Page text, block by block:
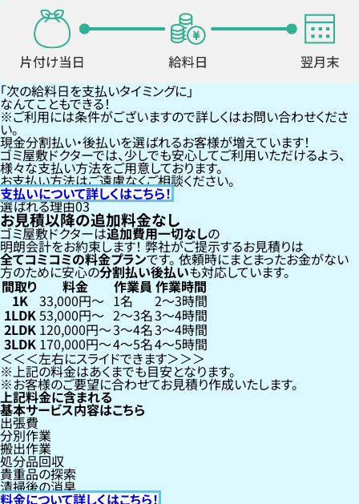
「次の給料日を支払いタイミングに」
なんてこともできる！
ご利用には条件がございますので詳しくはお問い合わせくださ
い。
現金分割払い・後払いを選ばれるお客様が増えています！
ゴミ屋敷ドクターでは、少しでも安心してご利用いただけるよう、
様々な支払い方法をご用意しております。
お支払い方法はご遠慮なくご相談ください。
支払いについて詳しくはこちら！
選ばれる理由03
お見積以降の追加料金なし
ゴミ屋敷ドクターは追加費用一切なしの
明朗会計をお約束します！弊社がご提示するお見積りは
全てコミコミの料金プランです。依頼時にまとまったお金がない
方のために安心の分割払い後払いも対応しています。
間取り 料金 作業員 作業時間
1K 33,000円〜 1名 2〜3時間
1LDK53,000円〜 2〜3名3〜4時間
2LDK 120,000円〜3〜4名3〜4時間
3LDK 170,000円〜4〜5名4〜5時間
左右にスライドできます
上記の料金はあくまでも目安となります。
お客様のご要望に合わせてお見積り作成いたします。
上記料金に含まれる
基本サービス内容はこちら
出張費
分別作業
搬出作業
処分品回収
貴重品の探索
清掃後の消臭
料金について詳しくはこちら！